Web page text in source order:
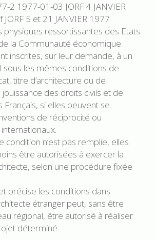
2 1977-01-03 JORF 4 JANVIER
5 et 21 JANVIER 1977
physiques ressortissantes des Etats
la Communauté économique
inscrites, sur leur demande, à un
sous les mêmes conditions de
titre d’architecture ou de
des droits civils et de
Français, si elles peuvent se
de réciprocité ou
condition n’est pas remplie, elles
être autorisées à exercer la
selon une procédure fixée
précise les conditions dans
étranger peut, sans être
régional, être autorisé à réaliser
déterminé.